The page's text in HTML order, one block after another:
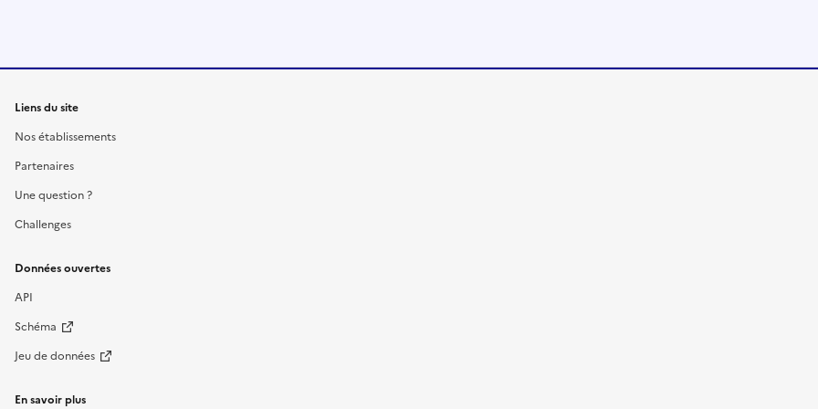
Liens du site
Nos établissements
Partenaires
Une question ?
Challenges
Données ouvertes
API
Schéma
Jeu de données
En savoir plus